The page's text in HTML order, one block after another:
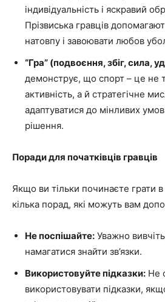
індивідуальність і яскравий
Прізвиська гравців
натовпу і завоювати любов
“Гра” (подвоєння, збіг, сила,
демонструє, що спорт – це не
активність, а й стратегічне
адаптуватися до мінливих
рішення.
Поради для початківців гравців
Якщо ви тільки починаєте грати в
кілька порад, які можуть вам
Не поспішайте: Уважно
намагатися знайти зв’язки.
Використовуйте підказки: Не
використовувати підказки,